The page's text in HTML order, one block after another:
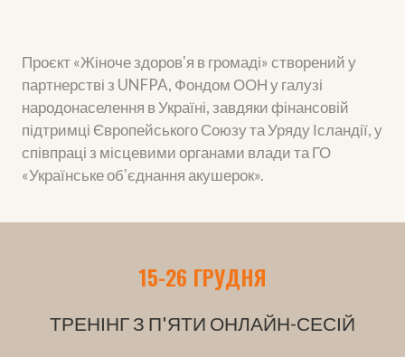
Проєкт «Жіноче здоровʼя в громаді» створений у
партнерстві з UNFPA, Фондом ООН у галузі
народонаселення в Україні, завдяки фінансовій
підтримці Європейського Союзу та Уряду Ісландії, у
співпраці з місцевими органами влади та ГО
«Українське обʼєднання акушерок».
15-26 ГРУДНЯ
ТРЕНІНГ З П'ЯТИ ОНЛАЙН-СЕСІЙ